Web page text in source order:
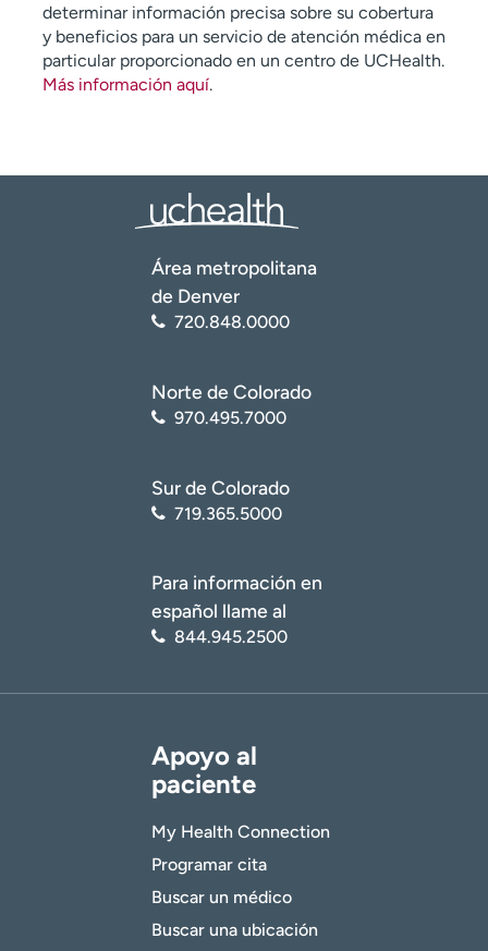
determinar información precisa sobre su cobertura
y beneficios para un servicio de atención médica en
particular proporcionado en un centro de UCHealth.
Más información aquí.
Área metropolitana
de Denver
720.848.0000
Norte de Colorado
970.495.7000
Sur de Colorado
719.365.5000
Para información en
español llame al
844.945.2500
Apoyo al
paciente
My Health Connection
Programar cita
Buscar un médico
Buscar una ubicación